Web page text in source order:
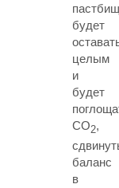
будет
целым
и
будет
CО2,
баланс
в